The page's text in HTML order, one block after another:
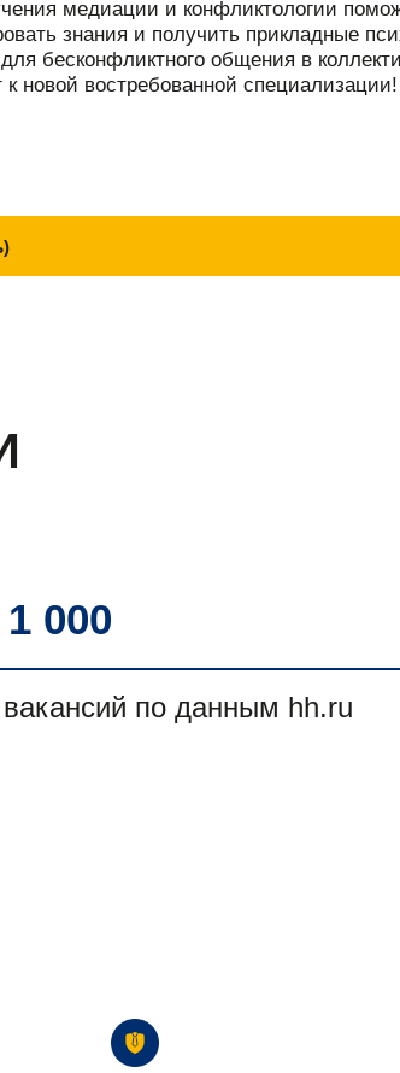
медиации и конфликтологии
знания и получить прикладные
бесконфликтного общения в
новой востребованной специализации!
000
по данным hh.ru